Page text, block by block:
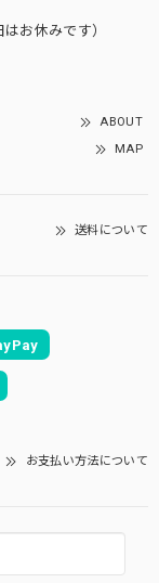
お休みです）
ABOUT
MAP
送料について
お支払い方法について